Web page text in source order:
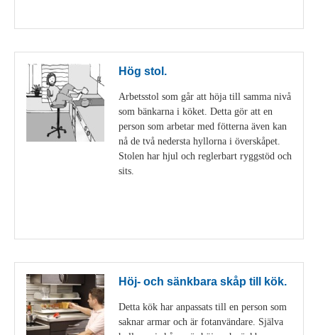
Hög stol.
Arbetsstol som går att höja till samma nivå
som bänkarna i köket. Detta gör att en
person som arbetar med fötterna även kan
nå de två nedersta hyllorna i överskåpet.
Stolen har hjul och reglerbart ryggstöd och
sits.
Höj- och sänkbara skåp till kök.
Detta kök har anpassats till en person som
saknar armar och är fotanvändare. Själva